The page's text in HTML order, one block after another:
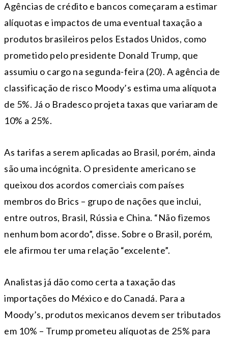
Agências de crédito e bancos começaram a estimar
alíquotas e impactos de uma eventual taxação a
produtos brasileiros pelos Estados Unidos, como
prometido pelo presidente Donald Trump, que
assumiu o cargo na segunda-feira (20). A agência de
classificação de risco Moody’s estima uma alíquota
de 5%. Já o Bradesco projeta taxas que variaram de
10% a 25%.
As tarifas a serem aplicadas ao Brasil, porém, ainda
são uma incógnita. O presidente americano se
queixou dos acordos comerciais com países
membros do Brics – grupo de nações que inclui,
entre outros, Brasil, Rússia e China. “Não fizemos
nenhum bom acordo”, disse. Sobre o Brasil, porém,
ele afirmou ter uma relação “excelente”.
Analistas já dão como certa a taxação das
importações do México e do Canadá. Para a
Moody’s, produtos mexicanos devem ser tributados
em 10% – Trump prometeu alíquotas de 25% para